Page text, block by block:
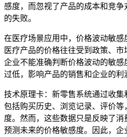
感度，而忽视了产品的成本和竞
的失败。
在医疗场景应用中，价格波动敏感
医疗产品的价格往往受到政策、
企业不能准确判断价格波动的敏
过低，影响产品的销售和企业的利
技术原理卡：新零售系统通过收集
包括购买历史、浏览记录、评价
度。然而，这些数据只是反映了
预测未来的价格敏感度。因此，